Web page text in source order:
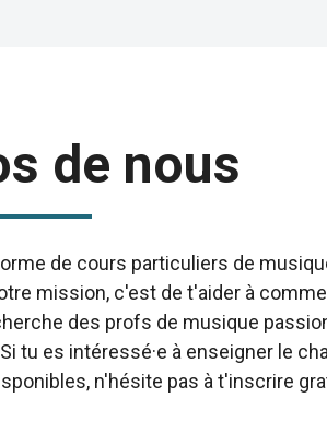
de nous
de cours particuliers de
mission, c'est de t'aider à
des profs de musique
tu es intéressé·e à enseigner le
n'hésite pas à t'inscrire